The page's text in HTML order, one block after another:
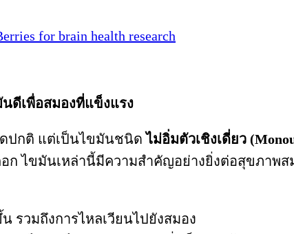
for brain health research
นดีเพื่อสมองที่แข็งแรง
ดปกติ แต่เป็นไขมันชนิดไม่อิ่มตัวเชิงเดี่ยว
ไขมันเหล่านี้มีความสำคัญอย่างยิ่งต่อสุขภาพส
รวมถึงการไหลเวียนไปยังสมอง